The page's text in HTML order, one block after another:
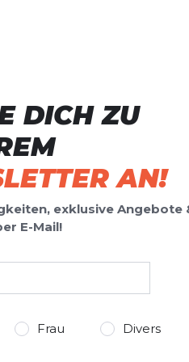
DICH ZU
AN!
exklusive Angebote
E-Mail!
Frau Divers